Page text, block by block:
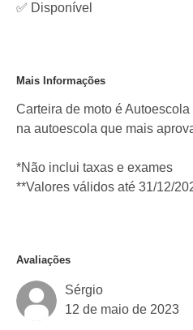
✅ Disponível
Mais Informações
Carteira de moto é
na autoescola que mais
*Não inclui taxas e exames
**Valores válidos até 31/12/
Avaliações
Sérgio
12 de maio de 2023